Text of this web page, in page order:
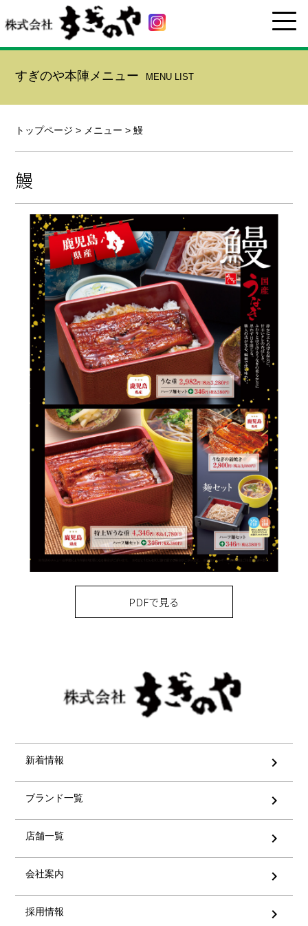
すぎのや本陣メニュー MENU LIST
トップページ > メニュー >鰻
鰻
PDFで見る
新着情報 chevron_right
ブランド一覧 chevron_right
店舗一覧 chevron_right
会社案内 chevron_right
採用情報 chevron_right